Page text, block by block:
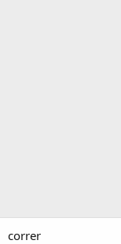
correr